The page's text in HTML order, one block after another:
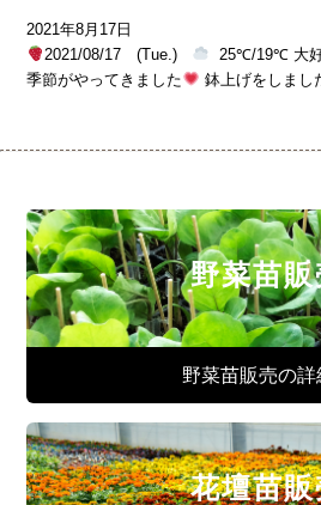
2021年8月17日
2021/08/17 (Tue.)
25℃/19℃ 大好
季節がやってきました
鉢上げをしまし
野菜苗販
野菜苗販売の詳
花壇苗販